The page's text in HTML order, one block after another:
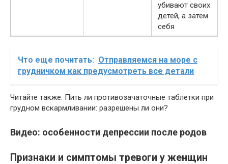
убивают своих
детей, а затем
себя
Что еще почитать: Отправляемся на море с
грудничком как предусмотреть все детали
Читайте также: Пить ли противозачаточные таблетки при
грудном вскармливании: разрешены ли они?
Видео: особенности депрессии после родов
Признаки и симптомы тревоги у женщин